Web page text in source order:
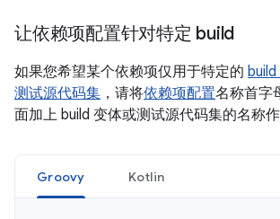
让依赖项配置针对特定 build
如果您希望某个依赖项仅用于特定的
测试源代码集 ，请将依赖项配置名称首字
面加上 build 变体或测试源代码集的名称作
Groovy Kotlin